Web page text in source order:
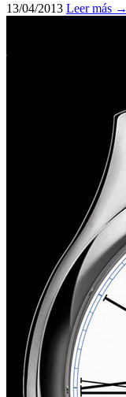
13/04/2013 Leer más →